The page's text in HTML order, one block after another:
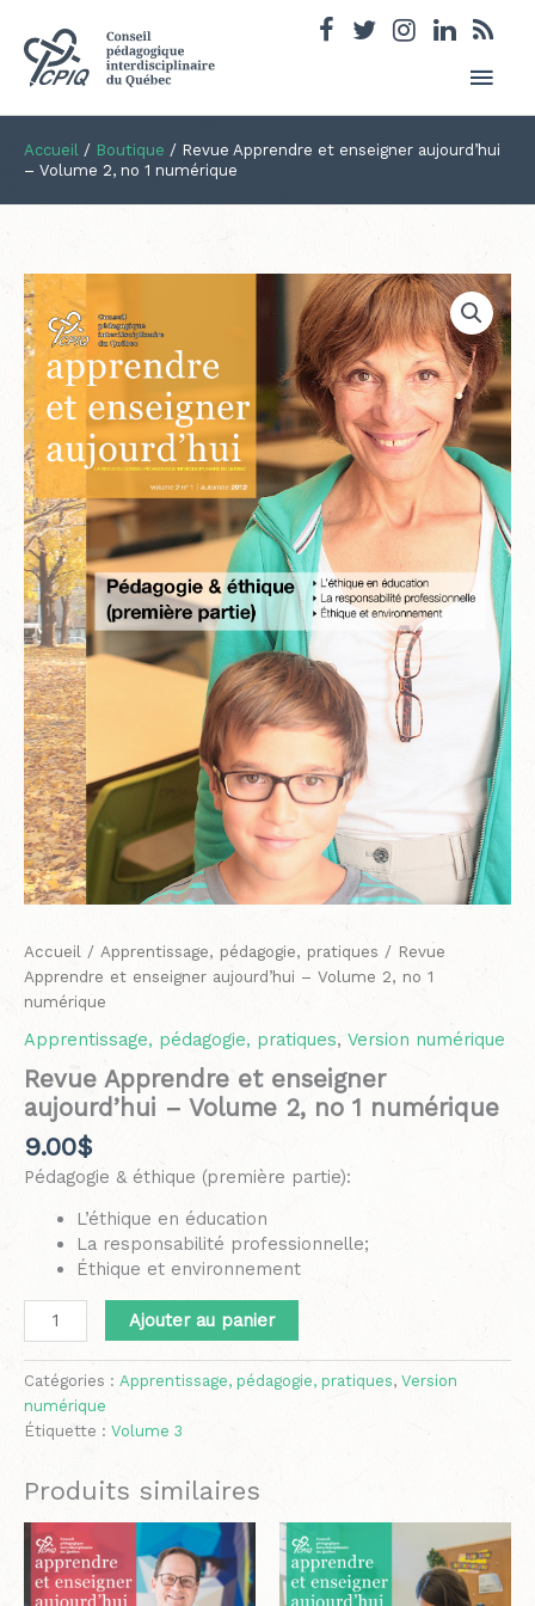
Accueil / Boutique / Revue Apprendre et enseigner aujourd’hui
– Volume 2, no 1 numérique
Accueil / Apprentissage, pédagogie, pratiques / Revue
Apprendre et enseigner aujourd’hui – Volume 2, no 1
numérique
Apprentissage, pédagogie, pratiques, Version numérique
Revue Apprendre et enseigner
aujourd’hui – Volume 2, no 1 numérique
9.00$
Pédagogie & éthique (première partie):
L’éthique en éducation
La responsabilité professionnelle;
Éthique et environnement
quantité
de
Revue
Apprendre
et
enseigner
aujourd'hui
-
Volume
2,
no
1
numérique
Ajouter au panier
Catégories : Apprentissage, pédagogie, pratiques, Version
numérique
Étiquette : Volume 3
Produits similaires
de
prix :
12.50$
Ce
produit
a
prix :
12.50$
produit
a